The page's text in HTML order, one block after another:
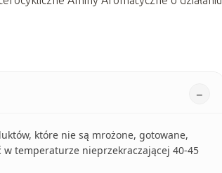
które nie są mrożone, gotowane,
temperaturze nieprzekraczającej 40-45